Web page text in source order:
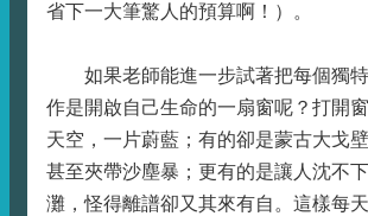
省下一大筆驚人的預算啊！）。
如果老師能進一步試著把每個獨特
作是開啟自己生命的一扇窗呢？打開
天空，一片蔚藍；有的卻是蒙古大戈
甚至夾帶沙塵暴；更有的是讓人沈不
灘，怪得離譜卻又其來有自。這樣每